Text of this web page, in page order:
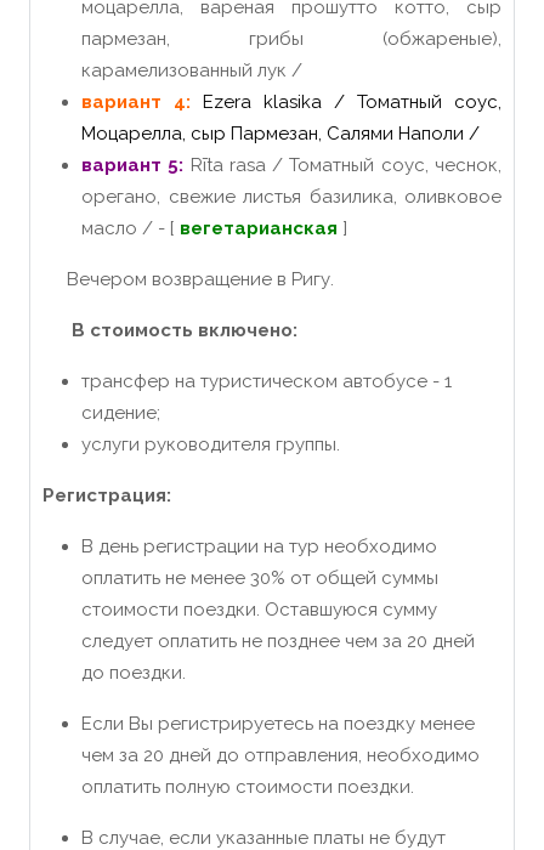
моцарелла, вареная прошутто котто, сыр
пармезан, грибы (обжареные),
карамелизованный лук /
вариант 4:
Ezera klasika / Томатный соус,
Моцарелла, сыр Пармезан, Салями Наполи /
вариант 5: Rīta rasa / Томатный соус, чеснок,
орегано, свежие листья базилика, оливковое
масло / - [ вегетарианская ]
Вечером возвращение в Ригу.
В стоимость включено:
трансфер на туристическом автобусе - 1
сидение;
услуги руководителя группы.
Регистрация:
В день регистрации на тур необходимо
оплатить не менее 30% от общей суммы
стоимости поездки. Оставшуюся сумму
следует оплатить не позднее чем за 20 дней
до поездки.
Если Вы регистрируетесь на поездку менее
чем за 20 дней до отправления, необходимо
оплатить полную стоимости поездки.
В случае, если указанные платы не будут